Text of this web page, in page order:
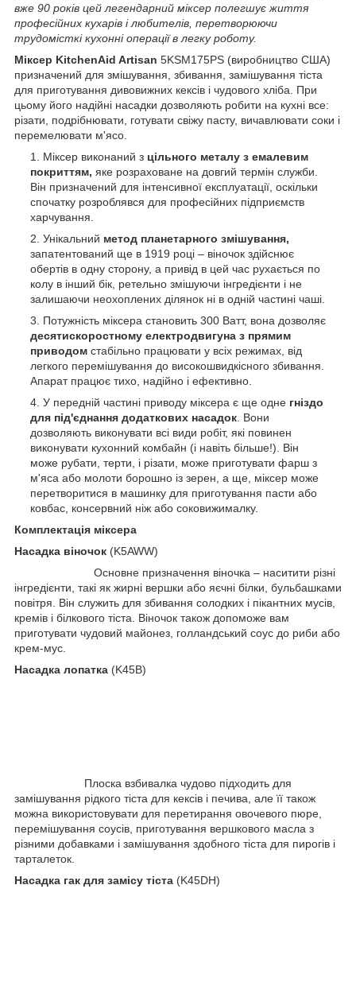
вже 90 років цей легендарний міксер полегшує життя
професійних кухарів і любителів, перетворюючи
трудомісткі кухонні операції в легку роботу.
Міксер KitchenAid Artisan 5KSM175PS (виробництво США)
призначений для змішування, збивання, замішування тіста
для приготування дивовижних кексів і чудового хліба. При
цьому його надійні насадки дозволяють робити на кухні все:
різати, подрібнювати, готувати свіжу пасту, вичавлювати соки і
перемелювати м'ясо.
Міксер виконаний з цільного металу з емалевим
покриттям, яке розраховане на довгий термін служби.
Він призначений для інтенсивної експлуатації, оскільки
спочатку розроблявся для професійних підприємств
харчування.
Унікальний метод планетарного змішування,
запатентований ще в 1919 році – віночок здійснює
обертів в одну сторону, а привід в цей час рухається по
колу в інший бік, ретельно змішуючи інгредієнти і не
залишаючи неохоплених ділянок ні в одній частині чаші.
Потужність міксера становить 300 Ватт, вона дозволяє
десятискоростному електродвигуна з прямим
приводом стабільно працювати у всіх режимах, від
легкого перемішування до високошвидкісного збивання.
Апарат працює тихо, надійно і ефективно.
У передній частині приводу міксера є ще одне гніздо
для під'єднання додаткових насадок . Вони
дозволяють виконувати всі види робіт, які повинен
виконувати кухонний комбайн (і навіть більше!). Він
може рубати, терти, і різати, може приготувати фарш з
м'яса або молоти борошно із зерен, а ще, міксер може
перетворитися в машинку для приготування пасти або
ковбас, консервний ніж або соковижималку.
Комплектація міксера
Насадка віночок (K5AWW)
Основне призначення віночка – наситити різні
інгредієнти, такі як жирні вершки або яєчні білки, бульбашками
повітря. Він служить для збивання солодких і пікантних мусів,
кремів і білкового тіста. Віночок також допоможе вам
приготувати чудовий майонез, голландський соус до риби або
крем-мус.
Насадка лопатка (K45B)
Плоска взбивалка чудово підходить для
замішування рідкого тіста для кексів і печива, але її також
можна використовувати для перетирання овочевого пюре,
перемішування соусів, приготування вершкового масла з
різними добавками і замішування здобного тіста для пирогів і
тарталеток.
Насадка гак для замісу тіста (K45DH)